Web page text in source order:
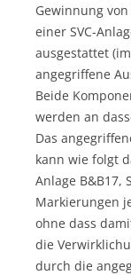
Gewinnung
einer SVC-
ausgestattet
angegriffene
Beide
werden an
Das
kann wie folgt
Anlage B&B17,
Markierungen
ohne dass
die
durch die